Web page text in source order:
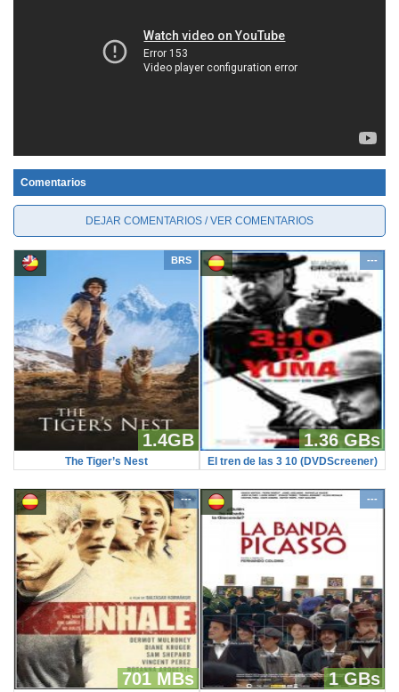
Comentarios
DEJAR COMENTARIOS / VER COMENTARIOS
BRS
1.4GB
The Tiger’s Nest
---
1.36 GBs
El tren de las 3 10 (DVDScreener)
---
701 MBs
---
1 GBs